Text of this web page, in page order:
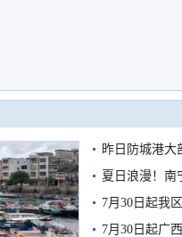
昨日防城港大
雨
夏日浪漫！南
7月30日起我
7月30日起广